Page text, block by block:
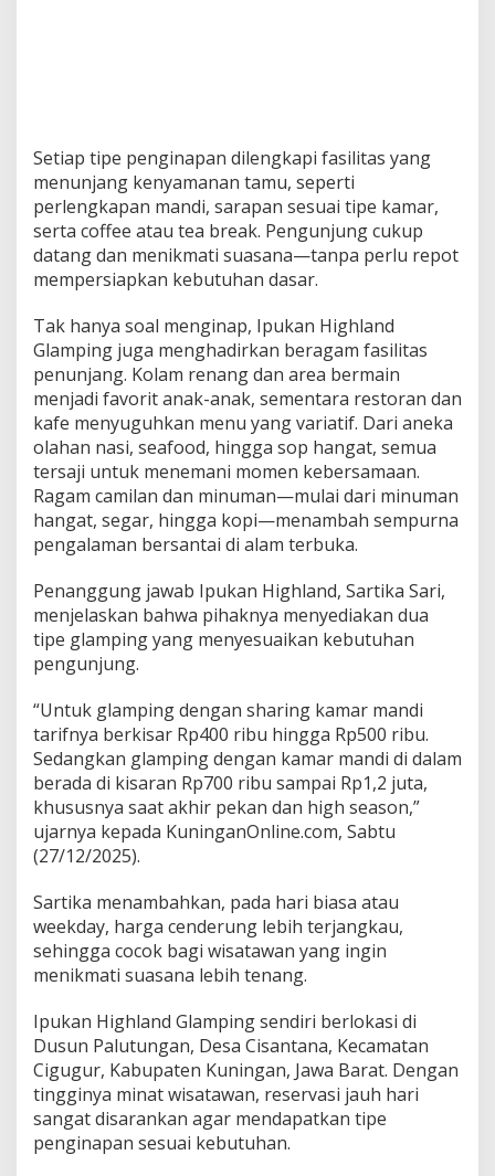
Setiap tipe penginapan dilengkapi fasilitas yang
menunjang kenyamanan tamu, seperti
perlengkapan mandi, sarapan sesuai tipe kamar,
serta coffee atau tea break. Pengunjung cukup
datang dan menikmati suasana—tanpa perlu repot
mempersiapkan kebutuhan dasar.
Tak hanya soal menginap, Ipukan Highland
Glamping juga menghadirkan beragam fasilitas
penunjang. Kolam renang dan area bermain
menjadi favorit anak-anak, sementara restoran dan
kafe menyuguhkan menu yang variatif. Dari aneka
olahan nasi, seafood, hingga sop hangat, semua
tersaji untuk menemani momen kebersamaan.
Ragam camilan dan minuman—mulai dari minuman
hangat, segar, hingga kopi—menambah sempurna
pengalaman bersantai di alam terbuka.
Penanggung jawab Ipukan Highland, Sartika Sari,
menjelaskan bahwa pihaknya menyediakan dua
tipe glamping yang menyesuaikan kebutuhan
pengunjung.
“Untuk glamping dengan sharing kamar mandi
tarifnya berkisar Rp400 ribu hingga Rp500 ribu.
Sedangkan glamping dengan kamar mandi di dalam
berada di kisaran Rp700 ribu sampai Rp1,2 juta,
khususnya saat akhir pekan dan high season,”
ujarnya kepada KuninganOnline.com, Sabtu
(27/12/2025).
Sartika menambahkan, pada hari biasa atau
weekday, harga cenderung lebih terjangkau,
sehingga cocok bagi wisatawan yang ingin
menikmati suasana lebih tenang.
Ipukan Highland Glamping sendiri berlokasi di
Dusun Palutungan, Desa Cisantana, Kecamatan
Cigugur, Kabupaten Kuningan, Jawa Barat. Dengan
tingginya minat wisatawan, reservasi jauh hari
sangat disarankan agar mendapatkan tipe
penginapan sesuai kebutuhan.